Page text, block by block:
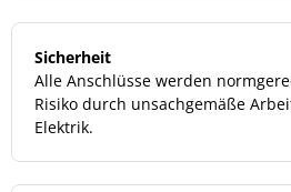
Sicherheit
Alle Anschlüsse werden
Risiko durch unsachgemäße
Elektrik.